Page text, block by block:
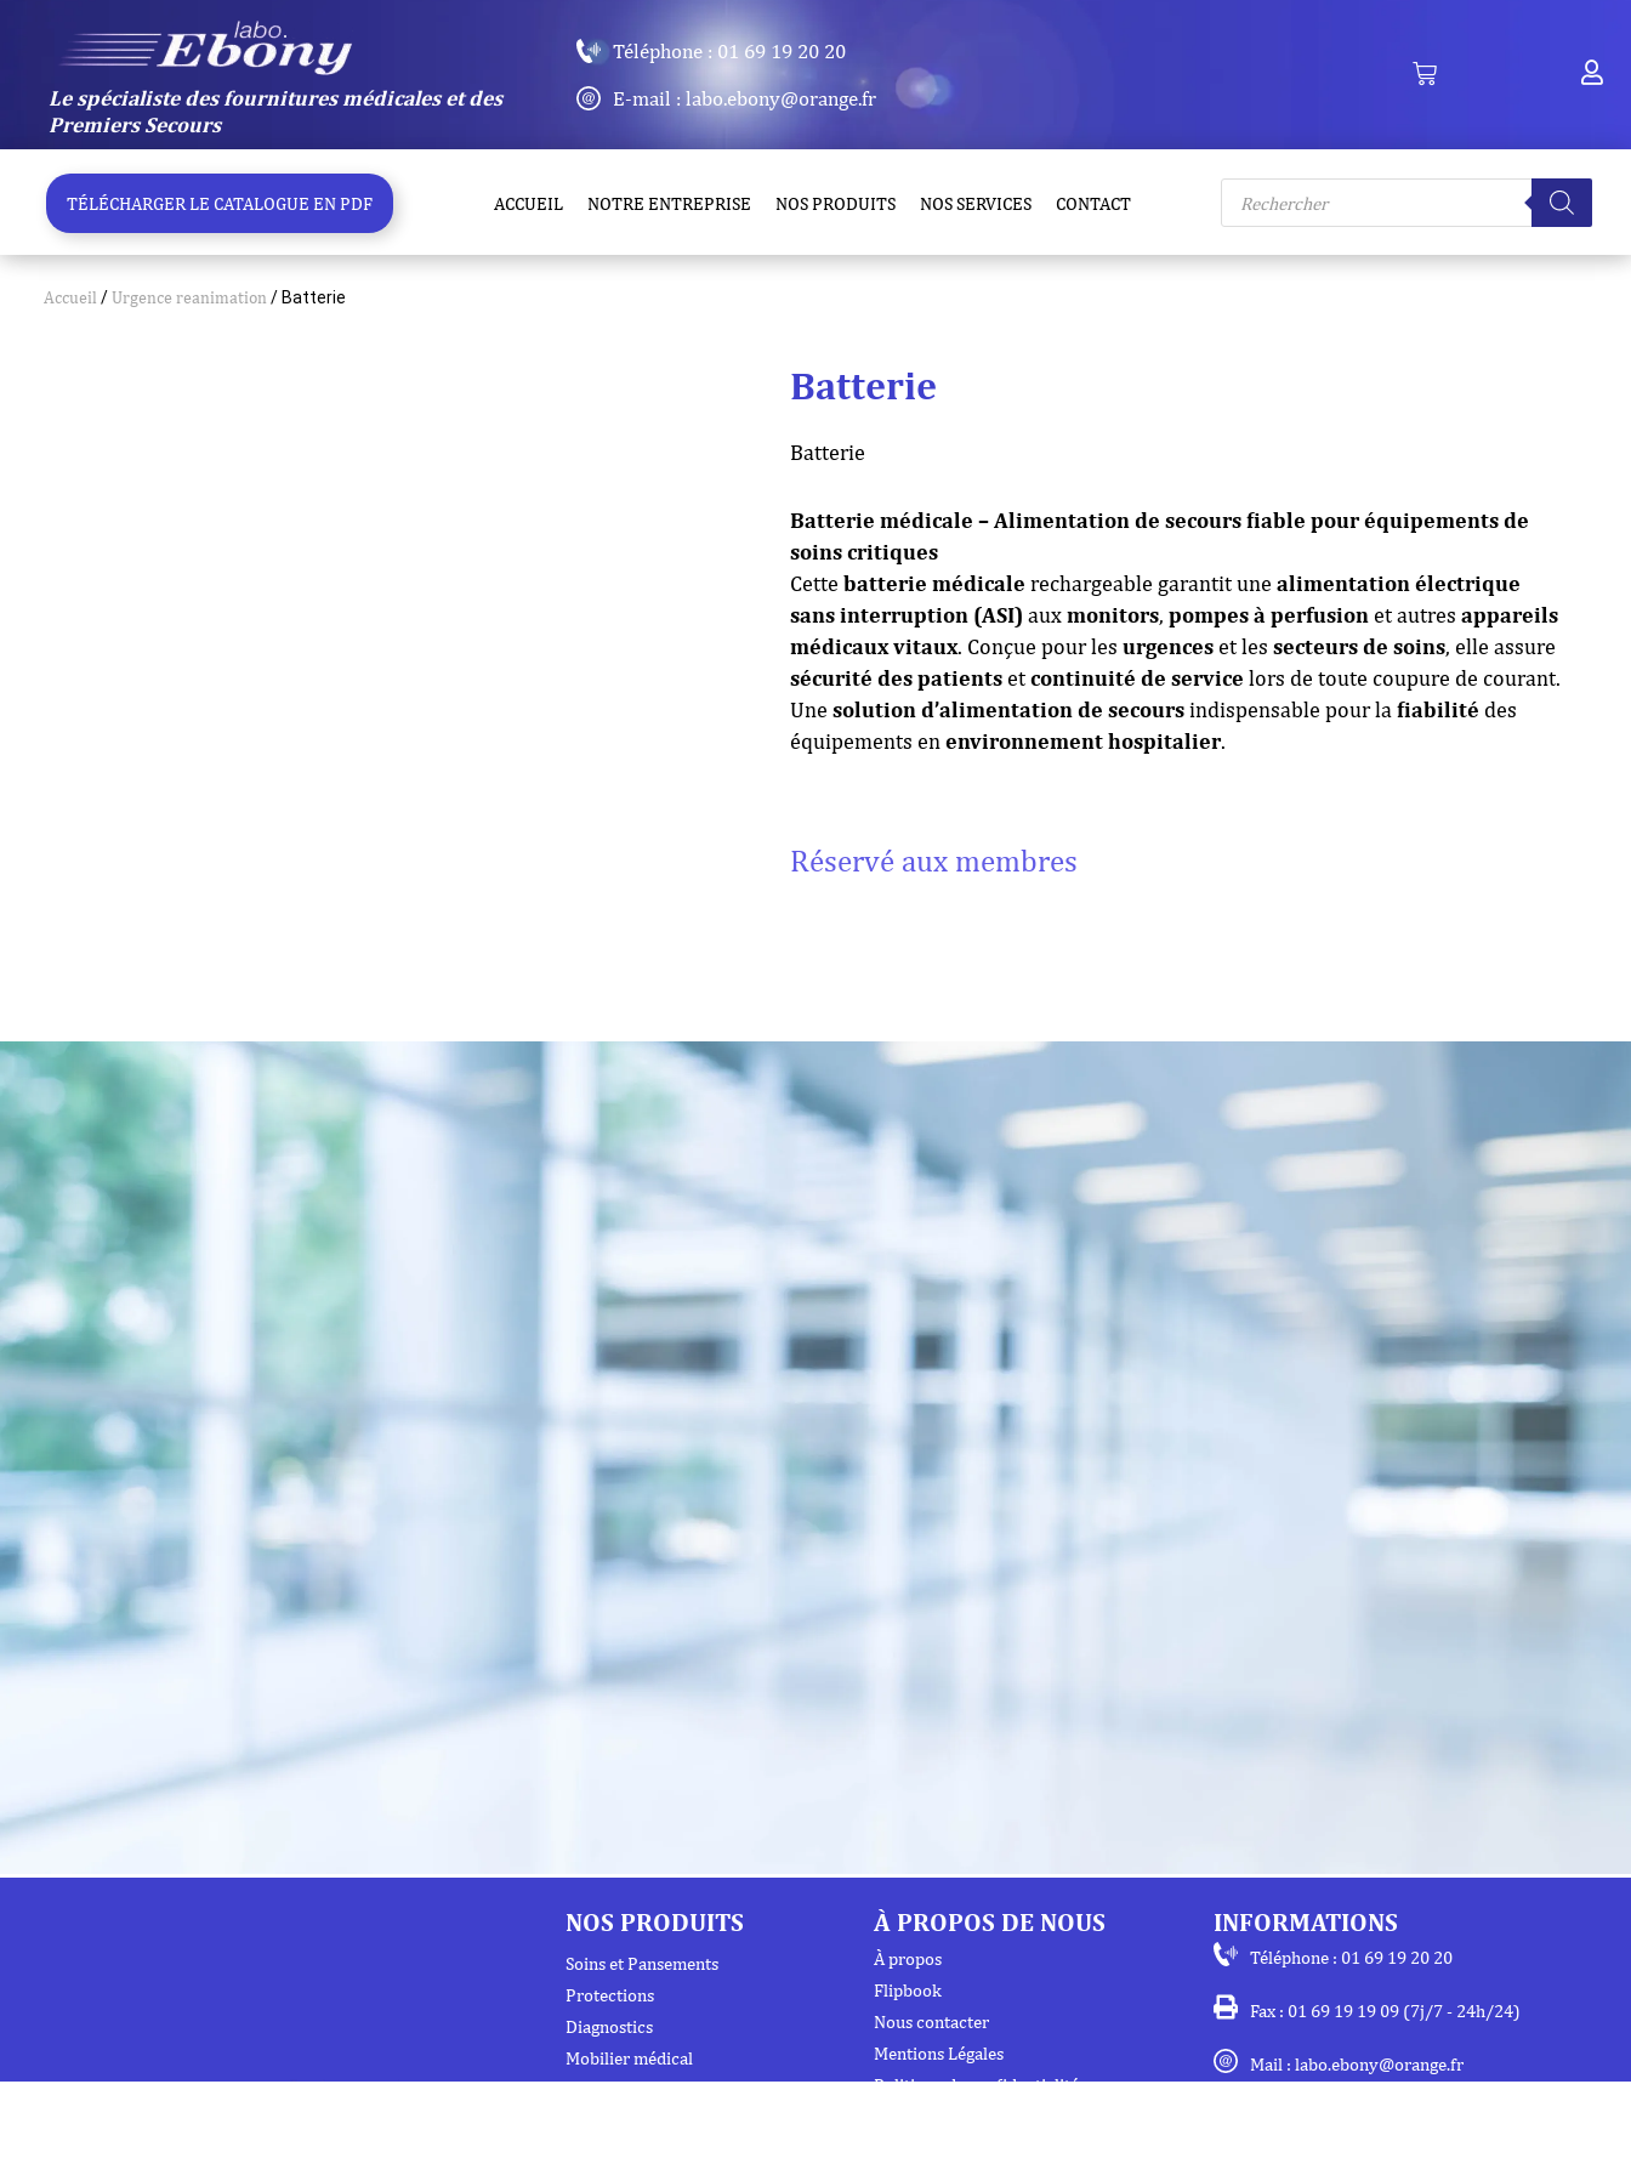
Le spécialiste des fournitures médicales et des
Premiers Secours
Téléphone : 01 69 19 20 20
E-mail : labo.ebony@orange.fr
TÉLÉCHARGER LE CATALOGUE EN PDF ACCUEIL NOTRE ENTREPRISE NOS PRODUITS NOS SERVICES CONTACT
Recherche
produits
Accueil /Urgence reanimation / Batterie
Batterie
Batterie
Batterie médicale – Alimentation de secours fiable pour équipements de
soins critiques
Cette batterie médicale rechargeable garantit une alimentation électrique
sans interruption (ASI) auxmonitors, pompes à perfusionet autres appareils
médicaux vitaux. Conçue pour les urgenceset les secteurs de soins, elle assure
sécurité des patientsetcontinuité de service lors de toute coupure de courant.
Une solution d’alimentation de secoursindispensable pour lafiabilité des
équipements enenvironnement hospitalier.
Réservé aux membres
NOS PRODUITS
Soins et Pansements
Protections
Diagnostics
Mobilier médical
À PROPOS DE NOUS
À propos
Flipbook
Nous contacter
Mentions Légales
Politique de confidentialité
INFORMATIONS
Téléphone : 01 69 19 20 20
Fax : 01 69 19 19 09 (7j/7 - 24h/24)
Mail : labo.ebony@orange.fr